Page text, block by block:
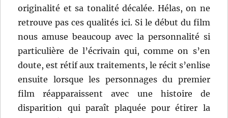
originalité et sa tonalité décalée. Hélas, on ne
retrouve pas ces qualités ici. Si le début du film
nous amuse beaucoup avec la personnalité si
particulière de l’écrivain qui, comme on s’en
doute, est rétif aux traitements, le récit s’enlise
ensuite lorsque les personnages du premier
film réapparaissent avec une histoire de
disparition qui paraît plaquée pour étirer la